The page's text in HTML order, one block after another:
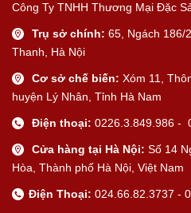
Công Ty TNHH Thương Mại Đặc
Trụ sở chính: 65, Ngách 186/
Thanh, Hà Nội
Cơ sở chế biến: Xóm 11,
huyện Lý Nhân, Tỉnh Hà Nam
Điện thoại: 0226.3.849.986 -
Cửa hàng tại Hà Nội: Số 14
Hòa, Thành phố Hà Nội, Việt Nam
Điện Thoại: 024.66.82.3737 -